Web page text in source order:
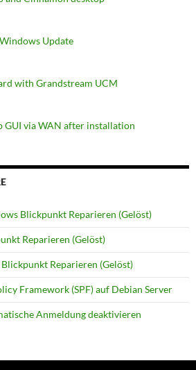
Update
with Grandstream UCM
GUI via WAN after installation
Blickpunkt Reparieren (Gelöst)
Reparieren (Gelöst)
Reparieren (Gelöst)
Framework (SPF) auf Debian Server
Anmeldung deaktivieren